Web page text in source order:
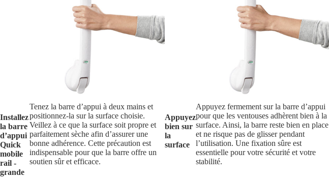
Installez
la barre
d’appui
Quick
mobile
rail -
grande
Tenez la barre d’appui à deux mains et
positionnez-la sur la surface choisie.
Veillez à ce que la surface soit propre et
parfaitement sèche afin d’assurer une
bonne adhérence. Cette précaution est
indispensable pour que la barre offre un
soutien sûr et efficace.
Appuyez
bien sur
la
surface
Appuyez fermement sur la barre d’appui
pour que les ventouses adhèrent bien à la
surface. Ainsi, la barre reste bien en place
et ne risque pas de glisser pendant
l’utilisation. Une fixation sûre est
essentielle pour votre sécurité et votre
stabilité.